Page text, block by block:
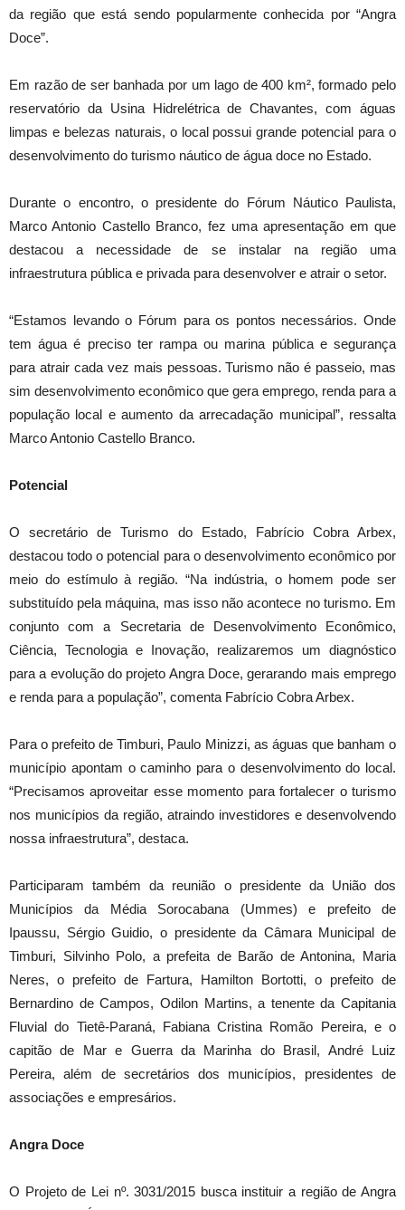
da região que está sendo popularmente conhecida por “Angra
Doce”.
Em razão de ser banhada por um lago de 400 km², formado pelo
reservatório da Usina Hidrelétrica de Chavantes, com águas
limpas e belezas naturais, o local possui grande potencial para o
desenvolvimento do turismo náutico de água doce no Estado.
Durante o encontro, o presidente do Fórum Náutico Paulista,
Marco Antonio Castello Branco, fez uma apresentação em que
destacou a necessidade de se instalar na região uma
infraestrutura pública e privada para desenvolver e atrair o setor.
“Estamos levando o Fórum para os pontos necessários. Onde
tem água é preciso ter rampa ou marina pública e segurança
para atrair cada vez mais pessoas. Turismo não é passeio, mas
sim desenvolvimento econômico que gera emprego, renda para a
população local e aumento da arrecadação municipal”, ressalta
Marco Antonio Castello Branco.
Potencial
O secretário de Turismo do Estado, Fabrício Cobra Arbex,
destacou todo o potencial para o desenvolvimento econômico por
meio do estímulo à região. “Na indústria, o homem pode ser
substituído pela máquina, mas isso não acontece no turismo. Em
conjunto com a Secretaria de Desenvolvimento Econômico,
Ciência, Tecnologia e Inovação, realizaremos um diagnóstico
para a evolução do projeto Angra Doce, gerarando mais emprego
e renda para a população”, comenta Fabrício Cobra Arbex.
Para o prefeito de Timburi, Paulo Minizzi, as águas que banham o
município apontam o caminho para o desenvolvimento do local.
“Precisamos aproveitar esse momento para fortalecer o turismo
nos municípios da região, atraindo investidores e desenvolvendo
nossa infraestrutura”, destaca.
Participaram também da reunião o presidente da União dos
Municípios da Média Sorocabana (Ummes) e prefeito de
Ipaussu, Sérgio Guidio, o presidente da Câmara Municipal de
Timburi, Silvinho Polo, a prefeita de Barão de Antonina, Maria
Neres, o prefeito de Fartura, Hamilton Bortotti, o prefeito de
Bernardino de Campos, Odilon Martins, a tenente da Capitania
Fluvial do Tietê-Paraná, Fabiana Cristina Romão Pereira, e o
capitão de Mar e Guerra da Marinha do Brasil, André Luiz
Pereira, além de secretários dos municípios, presidentes de
associações e empresários.
Angra Doce
O Projeto de Lei nº. 3031/2015 busca instituir a região de Angra